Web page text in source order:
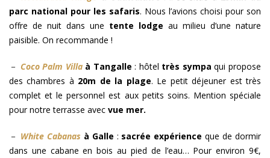
parc national pour les safaris. Nous l’avions choisi pour son
offre de nuit dans une tente lodge au milieu d’une nature
paisible. On recommande !
－ Coco Palm Villaà Tangalle : hôtel très sympa qui propose
des chambres à 20m de la plage. Le petit déjeuner est très
complet et le personnel est aux petits soins. Mention spéciale
pour notre terrasse avec vue mer.
－ White Cabanas à Galle : sacrée expérience que de dormir
dans une cabane en bois au pied de l’eau… Pour environ 9€,